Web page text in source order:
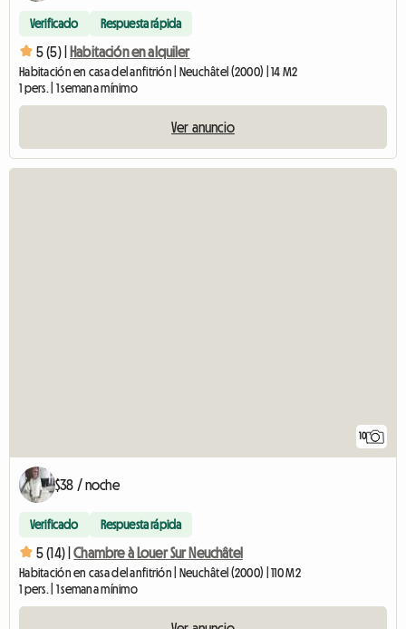
Verificado Respuesta rápida
5 (5) | Habitación en alquiler
Habitación en casa del anfitrión | Neuchâtel (2000) | 14 M2
1 pers. | 1 semana mínimo
Ver anuncio
10
$38 / noche
Verificado Respuesta rápida
5 (14) | Chambre à Louer Sur Neuchâtel
Habitación en casa del anfitrión | Neuchâtel (2000) | 110 M2
1 pers. | 1 semana mínimo